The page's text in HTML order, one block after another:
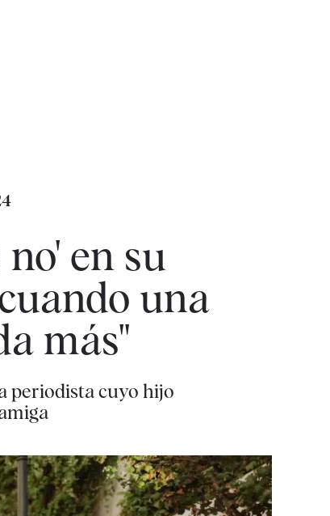
en su
una
más"
periodista cuyo hijo